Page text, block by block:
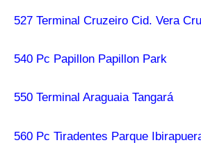
527 Terminal Cruzeiro Cid. Vera
540 Pc Papillon Papillon Park
550 Terminal Araguaia Tangará
560 Pc Tiradentes Parque